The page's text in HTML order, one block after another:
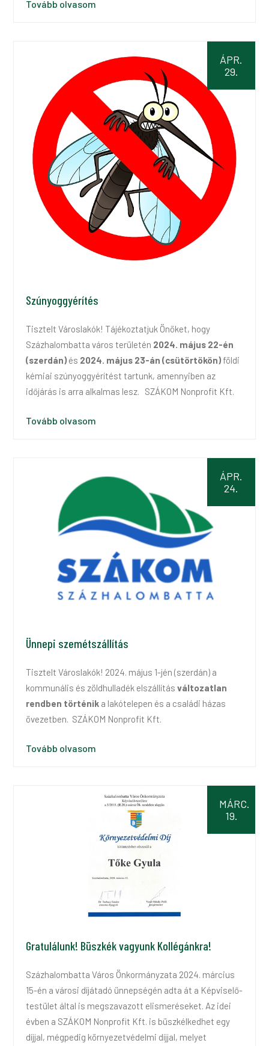
Tovább olvasom
ÁPR.
29.
Szúnyoggyérítés
Tisztelt Városlakók! Tájékoztatjuk Önöket, hogy
Százhalombatta város területén 2024. május 22-én
(szerdán) és 2024. május 23-án (csütörtökön) földi
kémiai szúnyoggyérítést tartunk, amennyiben az
időjárás is arra alkalmas lesz. SZÁKOM Nonprofit Kft.
Tovább olvasom
ÁPR.
24.
Ünnepi szemétszállítás
Tisztelt Városlakók! 2024. május 1-jén (szerdán) a
kommunális és zöldhulladék elszállítás változatlan
rendben történik a lakótelepen és a családi házas
övezetben. SZÁKOM Nonprofit Kft.
Tovább olvasom
MÁRC.
19.
Gratulálunk! Büszkék vagyunk Kollégánkra!
Százhalombatta Város Önkormányzata 2024. március
15-én a városi díjátadó ünnepségén adta át a Képviselő-
testület által is megszavazott elismeréseket. Az idei
évben a SZÁKOM Nonprofit Kft. is büszkélkedhet egy
díjjal, mégpedig környezetvédelmi díjjal, melyet